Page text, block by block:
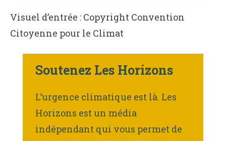
Visuel d’entrée : Copyright Convention
Citoyenne pour le Climat
Soutenez Les Horizons
L’urgence climatique est là. Les
Horizons est un média
indépendant qui vous permet de